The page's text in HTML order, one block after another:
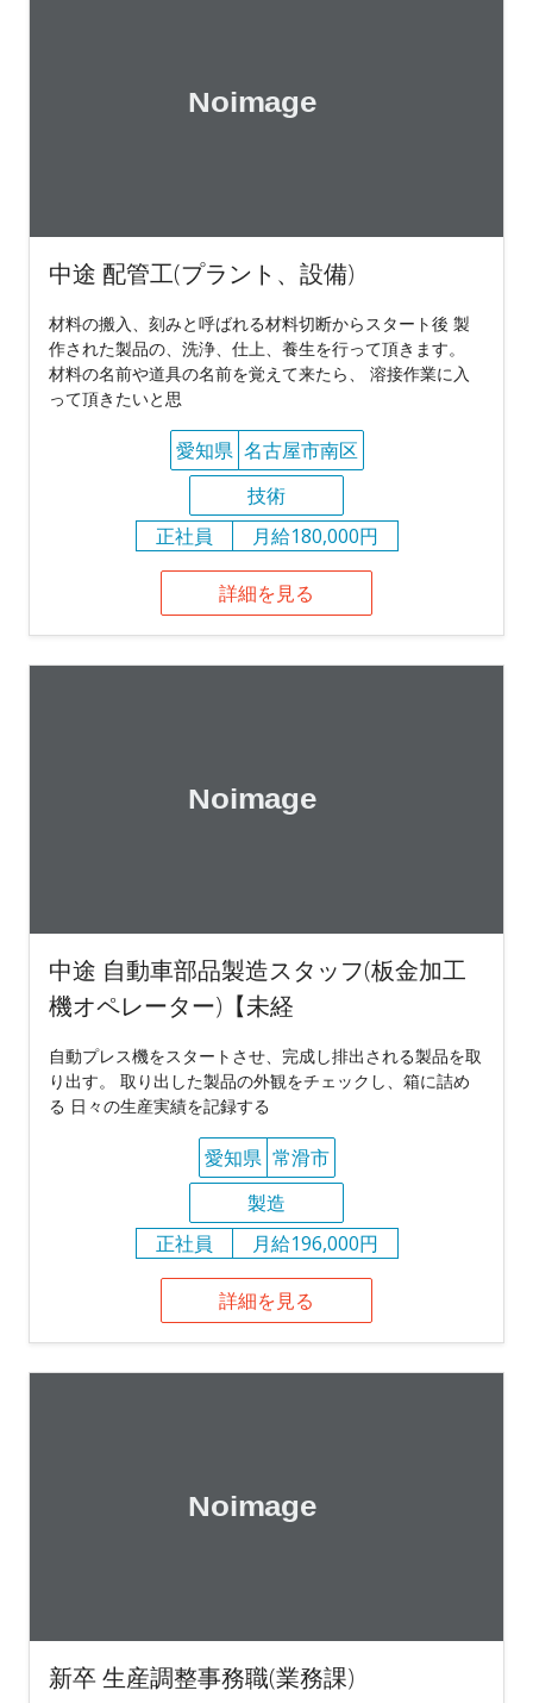
中途 配管工(プラント、設備)
材料の搬入、刻みと呼ばれる材料切断からスタート後 製
作された製品の、洗浄、仕上、養生を行って頂きます。
材料の名前や道具の名前を覚えて来たら、 溶接作業に入
って頂きたいと思
愛知県 名古屋市南区
技術
正社員
月給180,000円
詳細を見る
中途 自動車部品製造スタッフ(板金加工
機オペレーター)【未経
自動プレス機をスタートさせ、完成し排出される製品を取
り出す。 取り出した製品の外観をチェックし、箱に詰め
る 日々の生産実績を記録する
愛知県 常滑市
製造
正社員
月給196,000円
詳細を見る
新卒 生産調整事務職(業務課)